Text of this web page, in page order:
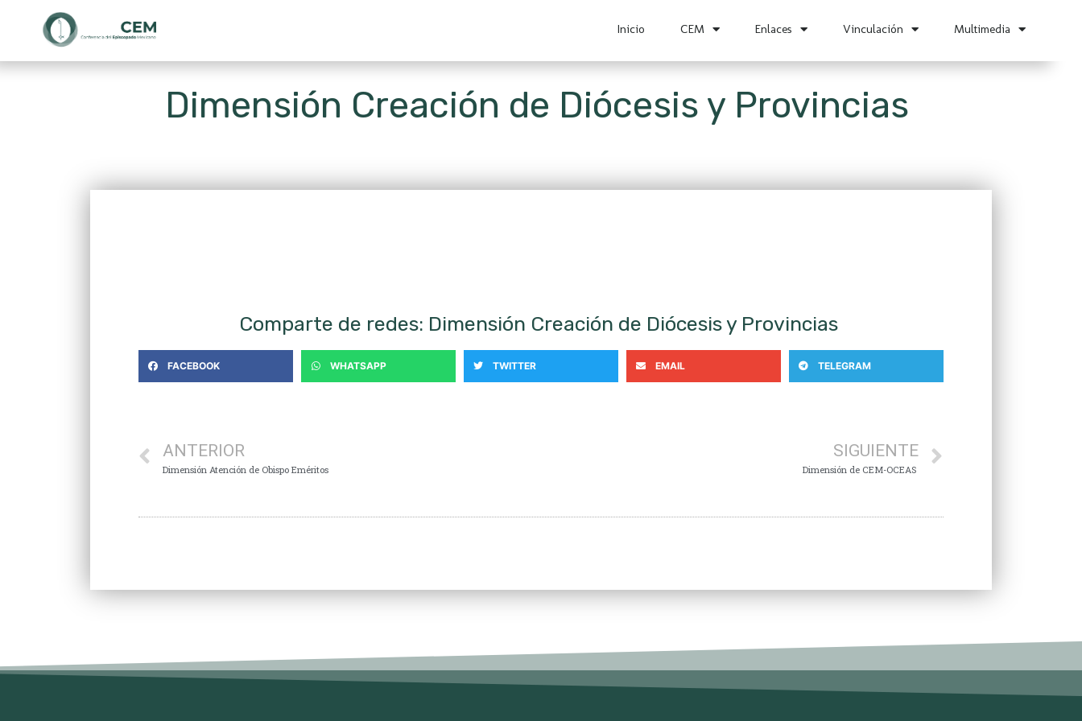
Inicio CEM Enlaces Vinculación Multimedia
Dimensión Creación de Diócesis y Provincias
Comparte de redes: Dimensión Creación de Diócesis y Provincias
FACEBOOK WHATSAPP TWITTER EMAIL TELEGRAM
ANTERIOR
Dimensión Atención de Obispo Eméritos
SIGUIENTE
Dimensión de CEM-OCEAS